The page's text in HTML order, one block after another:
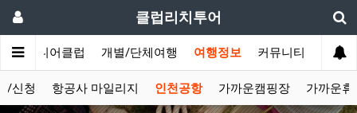
클럽리치투어
시니어클럽 개별/단체여행 여행정보 커뮤니티
/신청 항공사 마일리지 인천공항 가까운캠핑장 가까운휴